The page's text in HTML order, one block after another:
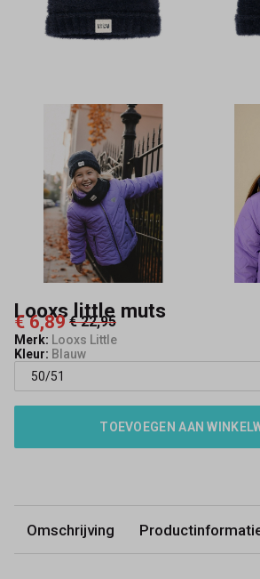
Looxs little muts
€ 6,89 € 22,95
Merk: Looxs Little
Kleur: Blauw
TOEVOEGEN AAN
Omschrijving